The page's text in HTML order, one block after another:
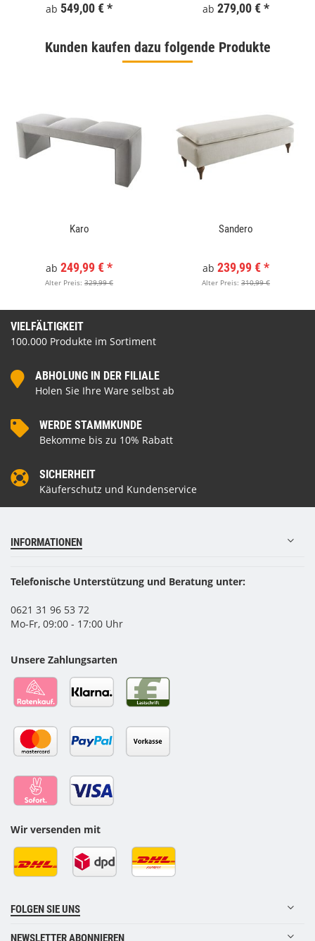
ab 549,00 €* ab 279,00 €*
Kunden kaufen dazu folgende Produkte
Karo
ab 249,99 €*
Alter Preis: 329,99 €
Sandero
ab 239,99 €*
Alter Preis: 310,99 €
VIELFÄLTIGKEIT
100.000 Produkte im Sortiment
ABHOLUNG IN DER FILIALE
Holen Sie Ihre Ware selbst ab
WERDE STAMMKUNDE
Bekomme bis zu 10% Rabatt
SICHERHEIT
Käuferschutz und Kundenservice
INFORMATIONEN
Telefonische Unterstützung und Beratung unter:
0621 31 96 53 72
Mo-Fr, 09:00 - 17:00 Uhr
Unsere Zahlungsarten
Wir versenden mit
FOLGEN SIE UNS
NEWSLETTER ABONNIEREN